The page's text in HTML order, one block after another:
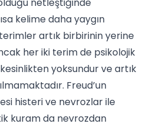
kelime daha yaygın
artık birbirinin yerine
her iki terim de psikolojik
yoksundur ve artık
Freud’un
histeri ve nevrozlar ile
kuram da nevrozdan